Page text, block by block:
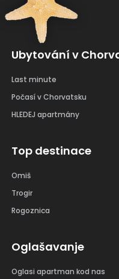
Ubytování v
Last minute
Počasí v Chorvatsku
HLEDEJ apartmány
Top destinace
Omiš
Trogir
Rogoznica
Oglašavanje
Oglasi apartman kod nas